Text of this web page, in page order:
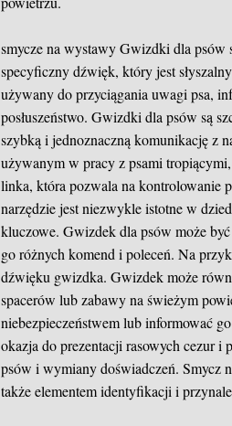
smycze na wystawyGwizdki dla psów
specyficzny dźwięk, który jest
używany do przyciągania uwagi psa,
posłuszeństwo. Gwizdki dla psów są
szybką i jednoznaczną komunikację z
używanym w pracy z psami
linka, która pozwala na kontrolowanie
narzędzie jest niezwykle istotne w
kluczowe. Gwizdek dla psów może
go różnych komend i poleceń. Na
dźwięku gwizdka. Gwizdek może
spacerów lub zabawy na świeżym
niebezpieczeństwem lub informować
okazja do prezentacji rasowych cezur
psów i wymiany doświadczeń. Smycz
także elementem identyfikacji i